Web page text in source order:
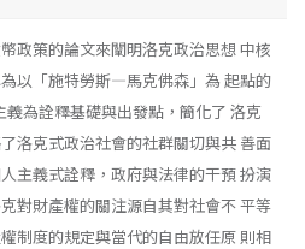
政策的論文來闡明洛克政治思想 中核
以「施特勞斯—馬克佛森」為 起點的
義為詮釋基礎與出發點，簡化了 洛克
洛克式政治社會的社群關切與共 善面
主義式詮釋，政府與法律的干預 扮演
對財產權的關注源自其對社會不 平等
制度的規定與當代的自由放任原 則相